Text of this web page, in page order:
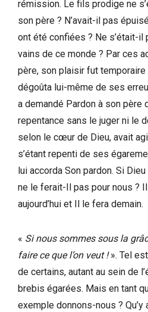
rémission. Le fils prodige ne
son père ? N’avait-il pas
ont été confiées ? Ne s’était-
vains de ce monde ? Par ces
père, son plaisir fut temporaire
dégoûta lui-même de ses
a demandé Pardon à son père
repentance sans le juger ni le
selon le cœur de Dieu, avait
s’étant repenti de ses
lui accorda Son pardon. Si
ne le ferait-Il pas pour nous ?
aujourd’hui et Il le fera demain.
« Si nous sommes sous la
faire ce que l’on veut !». Tel
de certains, autant au sein de
brebis égarées. Mais en tant
exemple donnons-nous ?